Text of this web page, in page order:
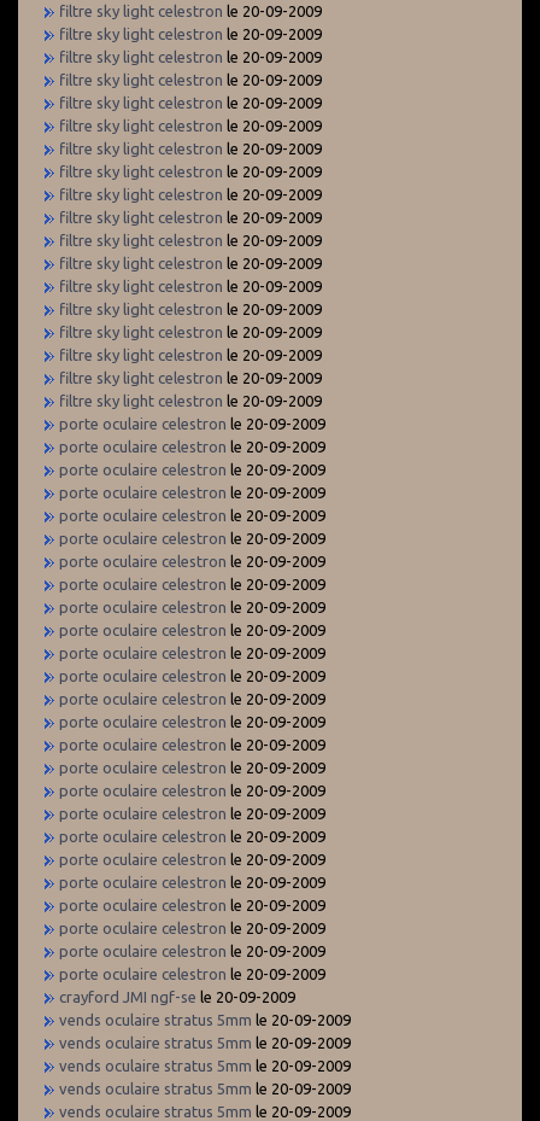
filtre sky light celestron le 20-09-2009
filtre sky light celestron le 20-09-2009
filtre sky light celestron le 20-09-2009
filtre sky light celestron le 20-09-2009
filtre sky light celestron le 20-09-2009
filtre sky light celestron le 20-09-2009
filtre sky light celestron le 20-09-2009
filtre sky light celestron le 20-09-2009
filtre sky light celestron le 20-09-2009
filtre sky light celestron le 20-09-2009
filtre sky light celestron le 20-09-2009
filtre sky light celestron le 20-09-2009
filtre sky light celestron le 20-09-2009
filtre sky light celestron le 20-09-2009
filtre sky light celestron le 20-09-2009
filtre sky light celestron le 20-09-2009
filtre sky light celestron le 20-09-2009
filtre sky light celestron le 20-09-2009
porte oculaire celestron le 20-09-2009
porte oculaire celestron le 20-09-2009
porte oculaire celestron le 20-09-2009
porte oculaire celestron le 20-09-2009
porte oculaire celestron le 20-09-2009
porte oculaire celestron le 20-09-2009
porte oculaire celestron le 20-09-2009
porte oculaire celestron le 20-09-2009
porte oculaire celestron le 20-09-2009
porte oculaire celestron le 20-09-2009
porte oculaire celestron le 20-09-2009
porte oculaire celestron le 20-09-2009
porte oculaire celestron le 20-09-2009
porte oculaire celestron le 20-09-2009
porte oculaire celestron le 20-09-2009
porte oculaire celestron le 20-09-2009
porte oculaire celestron le 20-09-2009
porte oculaire celestron le 20-09-2009
porte oculaire celestron le 20-09-2009
porte oculaire celestron le 20-09-2009
porte oculaire celestron le 20-09-2009
porte oculaire celestron le 20-09-2009
porte oculaire celestron le 20-09-2009
porte oculaire celestron le 20-09-2009
porte oculaire celestron le 20-09-2009
crayford JMI ngf-se le 20-09-2009
vends oculaire stratus 5mm le 20-09-2009
vends oculaire stratus 5mm le 20-09-2009
vends oculaire stratus 5mm le 20-09-2009
vends oculaire stratus 5mm le 20-09-2009
vends oculaire stratus 5mm le 20-09-2009